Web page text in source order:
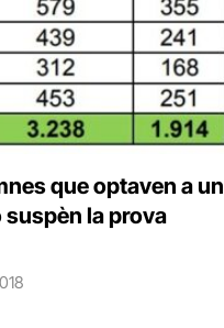
que optaven a un
suspèn la prova